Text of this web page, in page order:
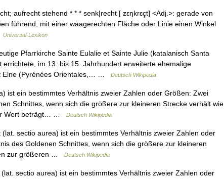
aufrecht stehend * * * senk|recht [ zɛŋkrɛçt] <Adj.>: gerade von
führend; mit einer waagerechten Fläche oder Linie einen Winkel
Universal-Lexikon
Pfarrkirche Sainte Eulalie et Sainte Julie (katalanisch Santa
errichtete, im 13. bis 15. Jahrhundert erweiterte ehemalige
Elne (Pyrénées Orientales,… …
Deutsch Wikipedia
ist ein bestimmtes Verhältnis zweier Zahlen oder Größen: Zwei
Schnittes, wenn sich die größere zur kleineren Strecke verhält wie
Wert beträgt… …
Deutsch Wikipedia
sectio aurea) ist ein bestimmtes Verhältnis zweier Zahlen oder
des Goldenen Schnittes, wenn sich die größere zur kleineren
zur größeren …
Deutsch Wikipedia
sectio aurea) ist ein bestimmtes Verhältnis zweier Zahlen oder